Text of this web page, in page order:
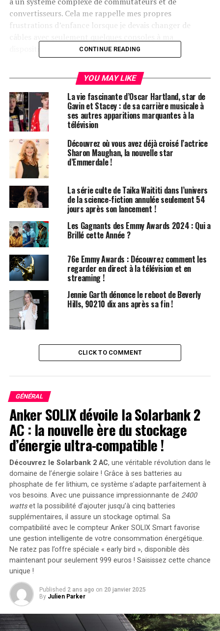
convertisseurs. Cela me rappelle mes propres
frustrations d’enfance lorsque je devais changer de
Une Solution Ingénieuse
Al-Nasser a rencontré le même défi, mais à une échelle
bien plus grande. Sa solution astucieuse repose sur
l’utilisation de plus de 30 commutateurs RCA et d’une
douzaine de commutateurs HDMI, permettant de
connecter des consoles qui s’étendent sur plus de
quarante ans d’histoire vidéoludique.
Un Système de Gestion Précis
Pour garder une trace de chaque console et de son
emplacement, il a élaboré un tableau Excel qui lui
indique précisément quels commutateurs activer pour
accéder à un appareil spécifique. Cette méthode lui
permet de naviguer facilement dans sa vaste collection
sans se perdre dans le dédale de câbles.
Un Foyer de Technologie
Al-Nasser a investi un temps considérable pour
peaufiner le câblage, et le résultat est impressionnant.
Les câbles sont presque invisibles, offrant une
meilleures salles de jeux vidéo.
CONTINUE READING
YOU MAY LIKE
La vie fascinante d’Oscar Hartland, star de
Gavin et Stacey : de sa carrière musicale à
ses autres apparitions marquantes à la
télévision
Découvrez où vous avez déjà croisé l’actrice
Sharon Maughan, la nouvelle star
d’Emmerdale !
La série culte de Taika Waititi dans l’univers
de la science-fiction annulée seulement 54
jours après son lancement !
Les Gagnants des Emmy Awards 2024 : Qui a
Brillé cette Année ?
76e Emmy Awards : Découvrez comment les
regarder en direct à la télévision et en
streaming !
Jennie Garth dénonce le reboot de Beverly
Hills, 90210 dix ans après sa fin !
CLICK TO COMMENT
GÉNÉRAL
Anker SOLIX dévoile la Solarbank 2
AC : la nouvelle ère du stockage
d’énergie ultra-compatible !
Découvrez le Solarbank 2 AC, une véritable révolution dans le
domaine de l’énergie solaire ! Grâce à ses batteries au
phosphate de fer lithium, ce système s’adapte parfaitement à
vos besoins. Avec une puissance impressionnante de 2400
wattset la possibilité d’ajouter jusqu’à cinq batteries
supplémentaires, il assure un stockage optimal. Sa
compatibilité avec le compteur Anker SOLIX Smart favorise
une gestion intelligente de votre consommation énergétique.
Ne ratez pas l’offre spéciale « early bird », disponible dès
maintenant pour seulement 999 euros ! Saisissez cette chance
unique !
Published 2 ans ago on 20 janvier 2025
By Julien Parker